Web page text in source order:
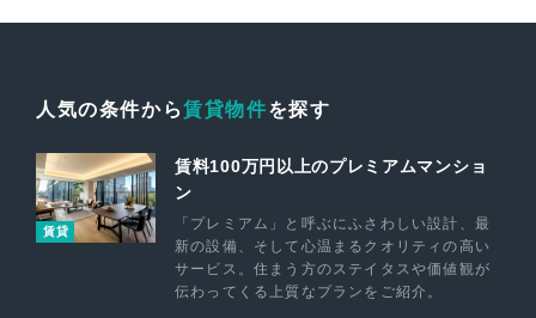
人気の条件から賃貸物件を探す
賃貸
賃料100万円以上のプレミアムマンショ
ン
「プレミアム」と呼ぶにふさわしい設計、最
新の設備、そして心温まるクオリティの高い
サービス。住まう方のステイタスや価値観が
伝わってくる上質なプランをご紹介。